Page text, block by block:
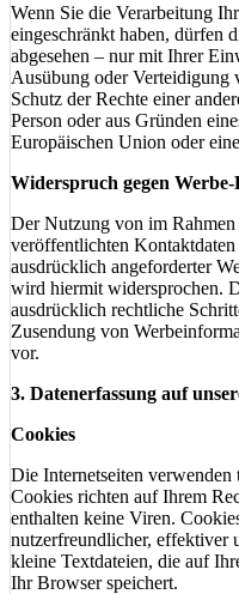
Wenn Sie die Verarbeitung
eingeschränkt haben, dürfen
abgesehen – nur mit Ihrer
Ausübung oder Verteidigung
Schutz der Rechte einer
Person oder aus Gründen
Europäischen Union oder
Widerspruch gegen
Der Nutzung von im
veröffentlichten
ausdrücklich angeforderter
wird hiermit widersprochen.
ausdrücklich rechtliche
Zusendung von
vor.
3. Datenerfassung auf
Cookies
Die Internetseiten verwenden
Cookies richten auf Ihrem
enthalten keine Viren.
nutzerfreundlicher, effektiver
kleine Textdateien, die auf
Ihr Browser speichert.